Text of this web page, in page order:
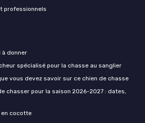
professionnels
à donner
spécialisé pour la chasse au sanglier
vous devez savoir sur ce chien de chasse
chasser pour la saison 2026-2027 : dates,
en cocotte